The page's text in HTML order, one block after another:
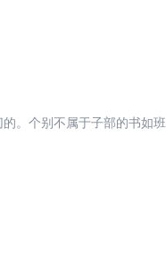
。个别不属于子部的书如班